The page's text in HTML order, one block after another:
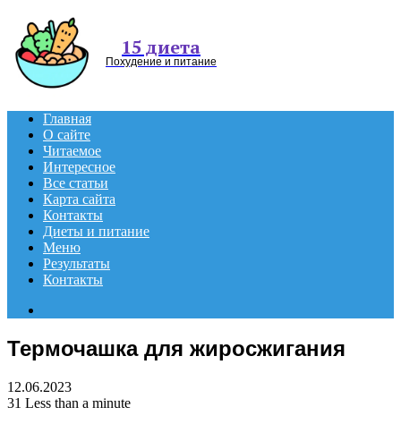
15 диета
Похудение и питание
Главная
О сайте
Читаемое
Интересное
Все статьи
Карта сайта
Контакты
Диеты и питание
Меню
Результаты
Контакты
Термочашка для жиросжигания
12.06.2023
31 Less than a minute